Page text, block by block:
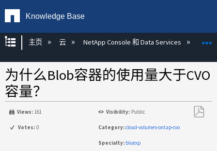
Knowledge Base
扩展/隐缩全局层次
主页 云 NetApp Console 和 Data Services
为什么Blob容器的使用量大于CVO
容量？
Views: 161 Visibility: Public
Votes: 0 Category:cloud-volumes-ontap-cvo
Specialty: bluexp